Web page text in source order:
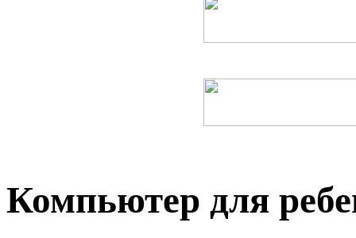
Компьютер для